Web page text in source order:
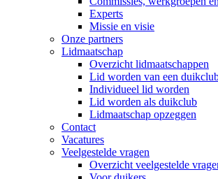
Experts
Missie en visie
Onze partners
Lidmaatschap
Overzicht lidmaatschappen
Lid worden van een
Individueel lid worden
Lid worden als duikclub
Lidmaatschap opzeggen
Contact
Vacatures
Veelgestelde vragen
Overzicht veelgestelde